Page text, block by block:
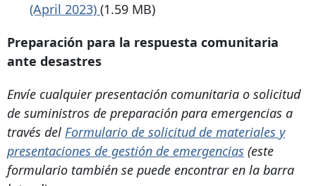
(April 2023) (1.59 MB)
Preparación para la respuesta comunitaria
ante desastres
Envíe cualquier presentación comunitaria o solicitud
de suministros de preparación para emergencias a
través del Formulario de solicitud de materiales y
presentaciones de gestión de emergencias (este
formulario también se puede encontrar en la barra